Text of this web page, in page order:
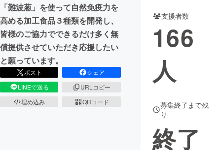
「難波葱」を使って自然免疫力を
高める加工食品３種類を開発し、
皆様のご協力でできるだけ多く無
償提供させていただき応援したい
と願っています。
ポスト
シェア
LINEで送る
URLコピー
埋め込み
QRコード
支援者数
166
人
募集終了まで残
り
終了